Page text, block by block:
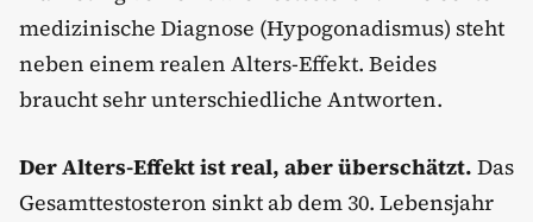
medizinische Diagnose (Hypogonadismus) steht
neben einem realen Alters-Effekt. Beides
braucht sehr unterschiedliche Antworten.
Der Alters-Effekt ist real, aber überschätzt. Das
Gesamttestosteron sinkt ab dem 30. Lebensjahr